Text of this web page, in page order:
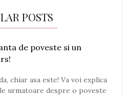
POSTS
de poveste si un
chiar asa este! Va voi explica
urmatoare despre o poveste